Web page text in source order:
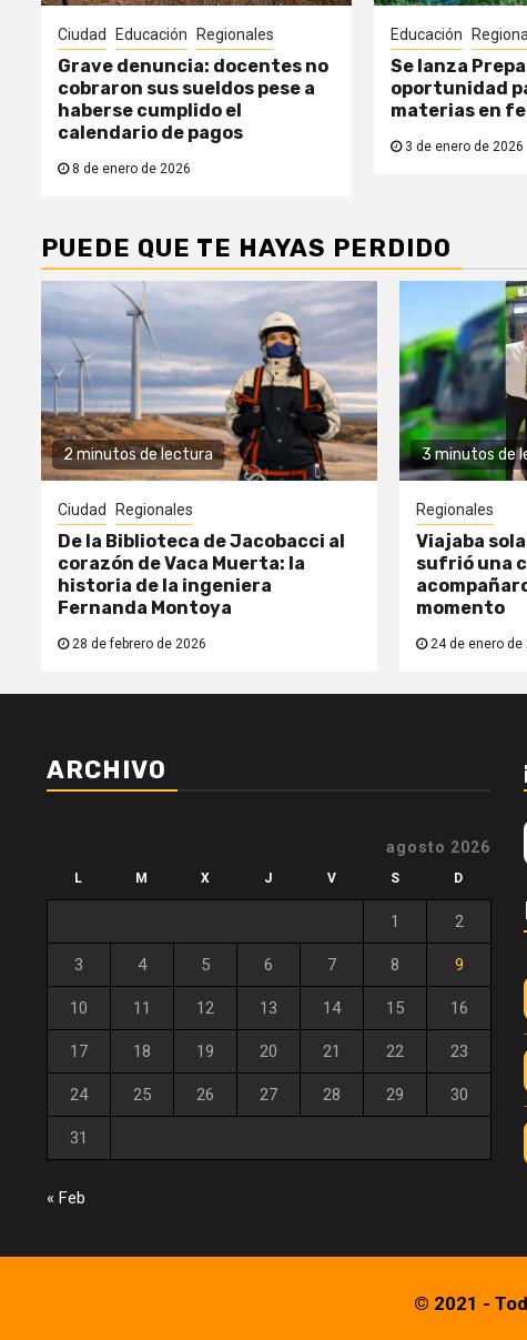
Ciudad Educación Regionales
Grave denuncia: docentes no
cobraron sus sueldos pese a
haberse cumplido el
calendario de pagos
8 de enero de 2026
Educación
Se lanza
oportunidad
materias en
3 de enero de 2026
PUEDE QUE TE HAYAS PERDIDO
2 minutos de lectura
Ciudad Regionales
De la Biblioteca de Jacobacci al
corazón de Vaca Muerta: la
historia de la ingeniera
Fernanda Montoya
28 de febrero de 2026
3 minutos de
Regionales
Viajaba
sufrió una
momento
24 de enero de
ARCHIVO
agosto 2026
L M X J V S D
1 2
3 4 5 6 7 8 9
10 11 12 13 14 15 16
17 18 19 20 21 22 23
24 25 26 27 28 29 30
31
« Feb
© 2021 -